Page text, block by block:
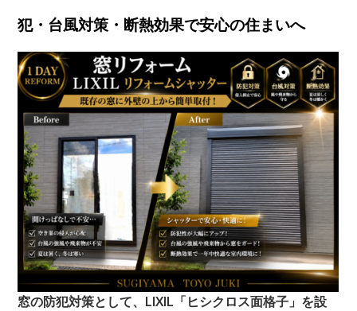
犯・台風対策・断熱効果で安心の住まいへ